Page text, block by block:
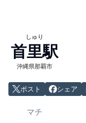
しゅり
首里駅
沖縄県那覇市
ポスト シェア
マチ